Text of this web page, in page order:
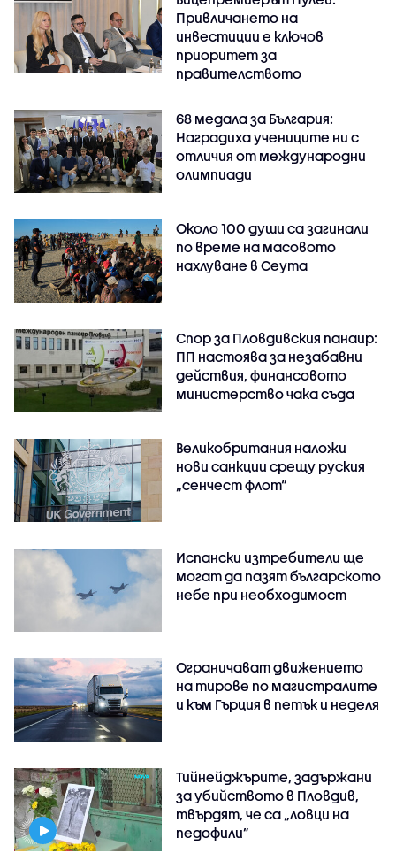
Привличането на
инвестиции е ключов
приоритет за
правителството
68 медала за България:
Наградиха учениците ни с
отличия от международни
олимпиади
Около 100 души са загинали
по време на масовото
нахлуване в Сеута
Спор за Пловдивския панаир:
ПП настоява за незабавни
действия, финансовото
министерство чака съда
Великобритания наложи
нови санкции срещу руския
„сенчест флот“
Испански изтребители ще
могат да пазят българското
небе при необходимост
Ограничават движението
на тирове по магистралите
и към Гърция в петък и неделя
Тийнейджърите, задържани
за убийството в Пловдив,
твърдят, че са „ловци на
педофили”